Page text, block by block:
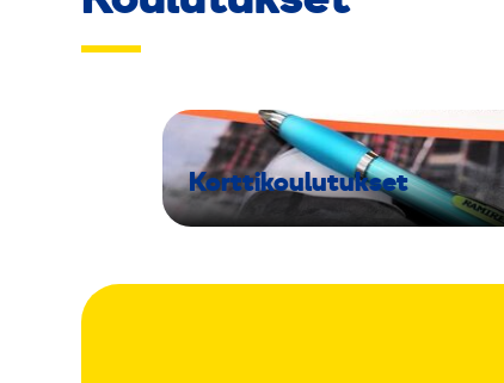
Korttikoulutukset